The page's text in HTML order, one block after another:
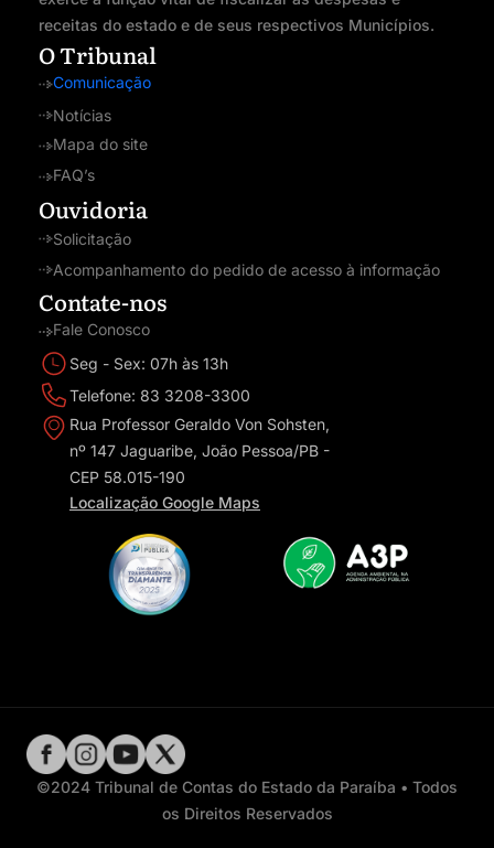
receitas do estado e de seus respectivos Municípios.
O Tribunal
Comunicação
Notícias
Mapa do site
FAQ’s
Ouvidoria
Solicitação
Acompanhamento do pedido de acesso à informação
Contate-nos
Fale Conosco
Seg - Sex: 07h às 13h
Telefone: 83 3208-3300
Rua Professor Geraldo Von Sohsten,
nº 147 Jaguaribe, João Pessoa/PB -
CEP 58.015-190
Localização Google Maps
©2024 Tribunal de Contas do Estado da Paraíba • Todos
os Direitos Reservados